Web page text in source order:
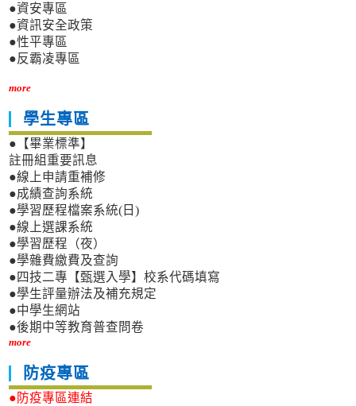
●資安專區
●資訊安全政策
●性平專區
●反霸凌專區
more
學生專區
●【畢業標準】
註冊組重要訊息
●線上申請重補修
●成績查詢系統
●學習歷程檔案系統(日)
●線上選課系統
●學習歷程（夜）
●學雜費繳費及查詢
●四技二專【甄選入學】校系代碼填寫
●學生評量辦法及補充規定
●中學生網站
●後期中等教育普查問卷
more
防疫專區
●防疫專區連結